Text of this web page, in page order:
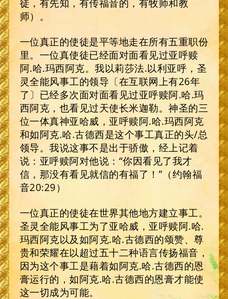
徒，有先知，有传福音的，有牧师和教
师）。
一位真正的使徒是平等地走在所有五重职份
里。一位真使徒已经面对面看见过亚呼赎
阿.哈.玛西阿克。我以莉莎法.以利亚呼，圣
灵全能风事工的领导〔在互联网上有26年
了〕已经多次面对面看见过亚呼赎阿.哈.玛
西阿克，也看见过天使长米迦勒。神圣的三
位一体真神亚哈威，亚呼赎阿.哈.玛西阿克
和如阿克.哈.古德西是这个事工真正的头/总
领导。我说这事不是出于骄傲，经上记着
说：亚呼赎阿对他说：“你因看见了我才
信，那没有看见就信的有福了！”（约翰福
音20:29）
一位真正的使徒在世界其他地方建立事工。
圣灵全能风事工为了亚哈威，亚呼赎阿.哈.
玛西阿克以及如阿克.哈.古德西的颂赞、尊
贵和荣耀在以超过五十二种语言传扬福音，
因为这个事工是藉着如阿克.哈.古德西的恩
膏运行的，如阿克.哈.古德西的恩膏才能使
这一切成为可能。